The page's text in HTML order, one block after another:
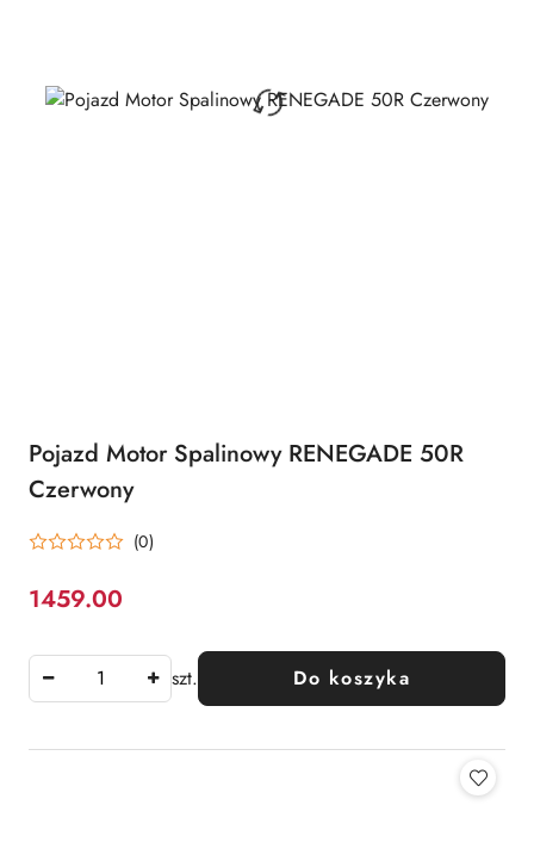
Pojazd Motor Spalinowy RENEGADE 50R
Czerwony
(0)
Cena:
1459.00
szt. Do koszyka